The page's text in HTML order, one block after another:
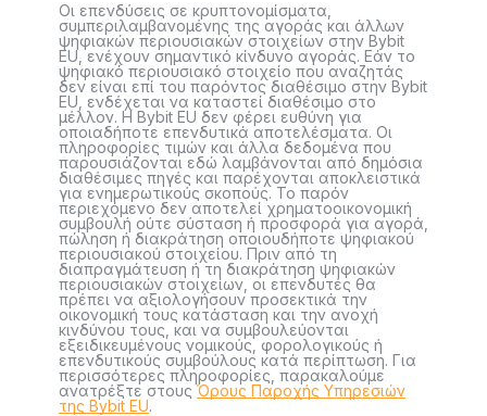
Οι επενδύσεις σε κρυπτονομίσματα,
συμπεριλαμβανομένης της αγοράς και άλλων
ψηφιακών περιουσιακών στοιχείων στην Bybit
EU, ενέχουν σημαντικό κίνδυνο αγοράς. Εάν το
ψηφιακό περιουσιακό στοιχείο που αναζητάς
δεν είναι επί του παρόντος διαθέσιμο στην Bybit
EU, ενδέχεται να καταστεί διαθέσιμο στο
μέλλον. Η Bybit EU δεν φέρει ευθύνη για
οποιαδήποτε επενδυτικά αποτελέσματα. Οι
πληροφορίες τιμών και άλλα δεδομένα που
παρουσιάζονται εδώ λαμβάνονται από δημόσια
διαθέσιμες πηγές και παρέχονται αποκλειστικά
για ενημερωτικούς σκοπούς. Το παρόν
περιεχόμενο δεν αποτελεί χρηματοοικονομική
συμβουλή ούτε σύσταση ή προσφορά για αγορά,
πώληση ή διακράτηση οποιουδήποτε ψηφιακού
περιουσιακού στοιχείου. Πριν από τη
διαπραγμάτευση ή τη διακράτηση ψηφιακών
περιουσιακών στοιχείων, οι επενδυτές θα
πρέπει να αξιολογήσουν προσεκτικά την
οικονομική τους κατάσταση και την ανοχή
κινδύνου τους, και να συμβουλεύονται
εξειδικευμένους νομικούς, φορολογικούς ή
επενδυτικούς συμβούλους κατά περίπτωση. Για
περισσότερες πληροφορίες, παρακαλούμε
ανατρέξτε στουςΌρους Παροχής Υπηρεσιών
της Bybit EU.